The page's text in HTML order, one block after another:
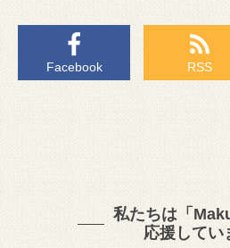
Facebook RSS
私たちは「
応援してい